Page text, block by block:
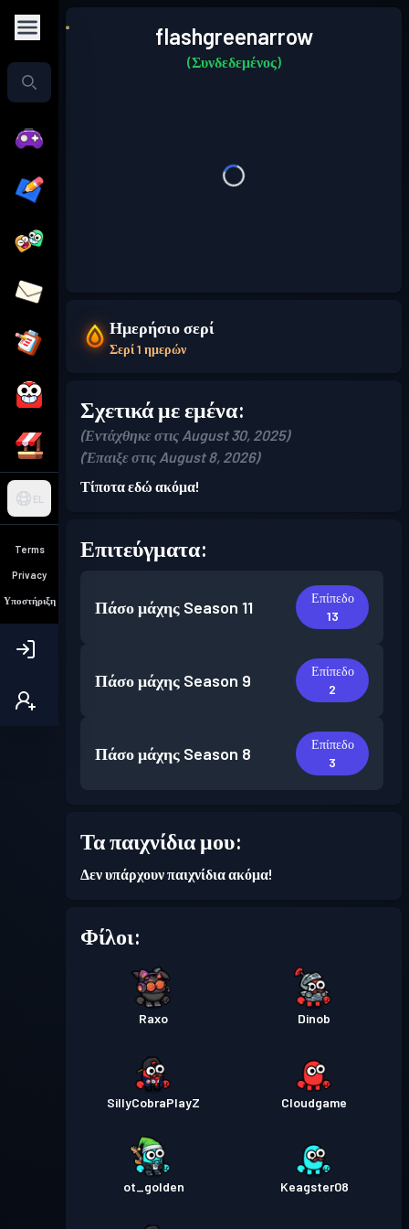
EL
Terms
Privacy
Υποστήριξη
flashgreenarrow
(Συνδεδεμένος)
Ημερήσιο σερί
Σερί 1 ημερών
Σχετικά με εμένα:
(Εντάχθηκε στις August 30, 2025)
(Έπαιξε στις August 8, 2026)
Τίποτα εδώ ακόμα!
Επιτεύγματα:
Πάσο μάχης Season 11
Επίπεδο
13
Πάσο μάχης Season 9
Επίπεδο
2
Πάσο μάχης Season 8
Επίπεδο
3
Τα παιχνίδια μου:
Δεν υπάρχουν παιχνίδια ακόμα!
Φίλοι:
Raxo Dinob
SillyCobraPlayZ Cloudgame
ot_golden Keagster08